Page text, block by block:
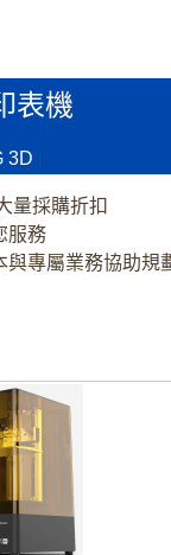
表機
3D
量採購折扣
服務
專屬業務協助規